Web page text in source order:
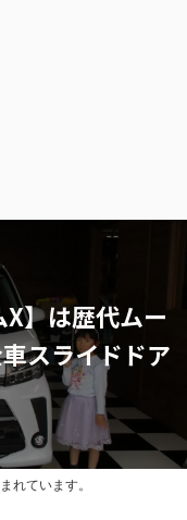
】は歴代ムー
スライドドア
れています。